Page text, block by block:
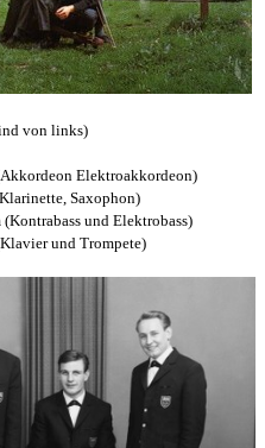
von links)
Elektroakkordeon)
Saxophon)
und Elektrobass)
und Trompete)